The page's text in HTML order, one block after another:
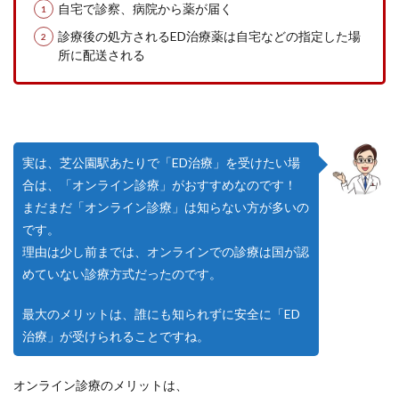
自宅で診察、病院から薬が届く
診療後の処方されるED治療薬は自宅などの指定した場
所に配送される
実は、芝公園駅あたりで「ED治療」を受けたい場
合は、「オンライン診療」がおすすめなのです！
まだまだ「オンライン診療」は知らない方が多いの
です。
理由は少し前までは、オンラインでの診療は国が認
めていない診療方式だったのです。
最大のメリットは、誰にも知られずに安全に「ED
治療」が受けられることですね。
オンライン診療のメリットは、